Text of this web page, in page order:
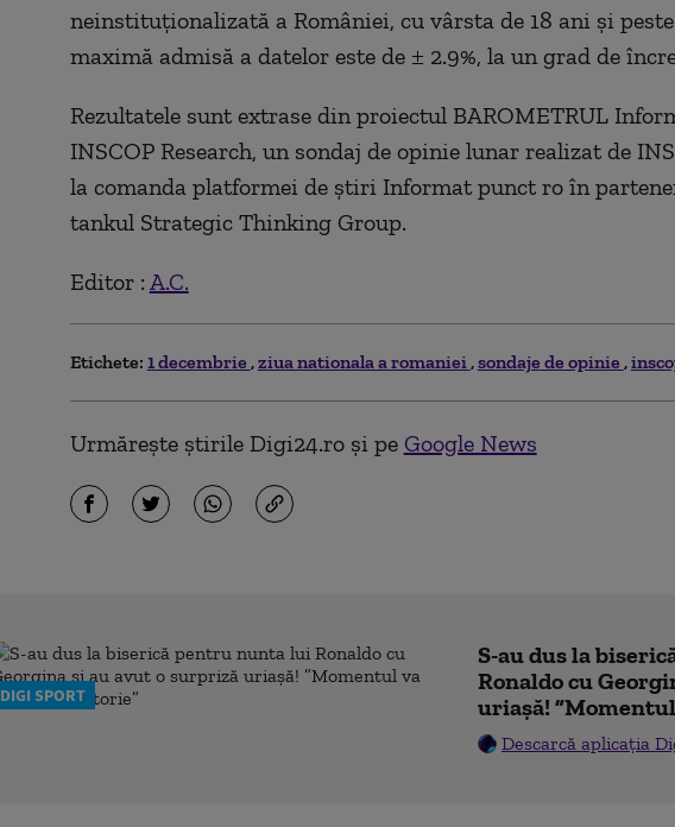
neinstituționalizată a României, cu vârsta de 18 ani și
maximă admisă a datelor este de ± 2.9%, la un grad de
Rezultatele sunt extrase din proiectul BAROMETRUL
INSCOP Research, un sondaj de opinie lunar realizat de
la comanda platformei de știri Informat punct ro în
tankul Strategic Thinking Group.
Editor : A.C.
Etichete: 1 decembrie ziua nationala a romaniei sondaje de opinie
Urmărește știrile Digi24.ro și pe Google News
DIGI SPORT
S-au dus la
Ronaldo cu
uriașă!
Descarcă aplicația